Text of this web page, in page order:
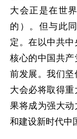
大会正是在世
的）。但与此
定。在以中共
核心的中国共
前发展。我们
大会必将取得
果将成为强大
和建设新时代中